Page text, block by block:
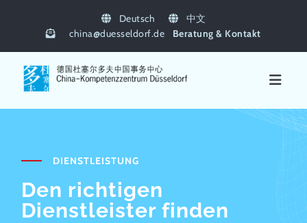
Deutsch
中文
china@duesseldorf.de Beratung & Kontakt
DIENSTLEISTUNG
Den richtigen
Dienstleister finden